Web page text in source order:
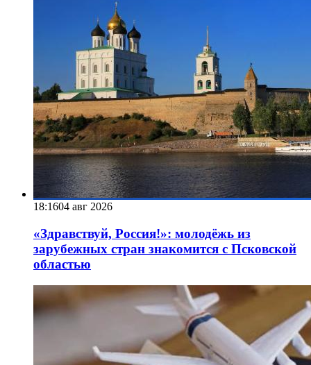
18:1604 авг 2026
«Здравствуй, Россия!»: молодёжь из
зарубежных стран знакомится с Псковской
областью